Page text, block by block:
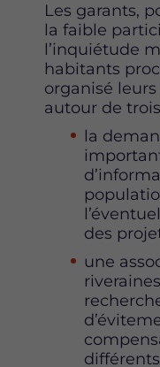
Les garants,
la faible
l’inquiétude
habitants
organisé
autour de
la
des
une